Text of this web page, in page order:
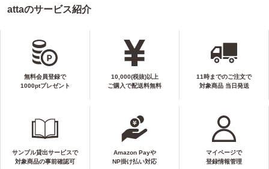
attaのサービス紹介
無料会員登録で
1000ptプレゼント
10,000(税抜)以上
ご購入で配送料無料
11時までのご注文で
対象商品 当日発送
サンプル貸出サービスで
対象商品の事前確認可
Amazon Payや
NP掛け払い対応
マイページで
登録情報管理